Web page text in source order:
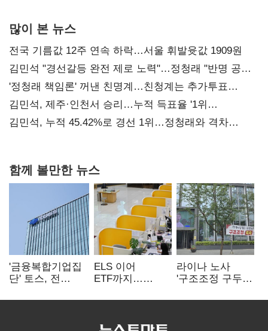
많이 본 뉴스
전국 기름값 12주 연속 하락…서울 휘발윳값 1909원
김민석 "경선갈등 완전 제로 노력"…정청래 "반명 공세
사과부터"
'정청래 책임론' 꺼낸 친명계…친청계는 추가투표
때리기
김민석, 제주·인천서 승리…누적 득표율 '1위
탈환'(종합)
김민석, 누적 45.42%로 경선 1위…정청래와 격차
함께 볼만한 뉴스
'금융복합기업집
단' 토스, 전
표준화
ELS 이어
ETF까지…
제동 걸린 은행
라이나 노사
'구조조정 구두